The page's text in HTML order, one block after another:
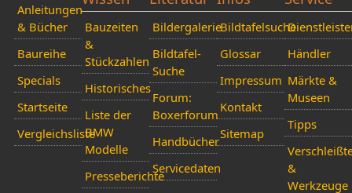
Anleitungen
& Bücher
Baureihe
Specials
Startseite
Vergleichsliste
Bauzeiten
&
Stückzahlen
Historisches
Liste der
BMW
Modelle
Presseberichte
Bildergalerie
Bildtafel-
Suche
Forum:
Boxerforum
Handbücher
Servicedaten
Bildtafelsuche
Glossar
Impressum
Kontakt
Sitemap
Händler
Märkte &
Museen
Tipps
&
Werkzeuge